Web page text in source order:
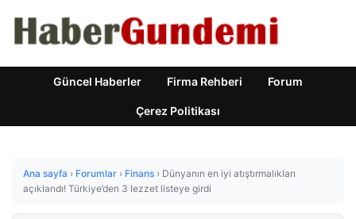
Güncel Haberler Firma Rehberi Forum
Çerez Politikası
Ana sayfa › Forumlar › Finans › Dünyanın en iyi atıştırmalıkları
açıklandı! Türkiye’den 3 lezzet listeye girdi